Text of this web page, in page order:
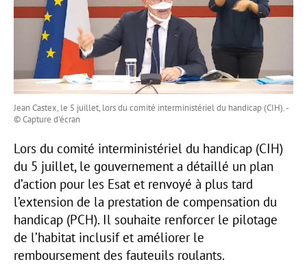
Jean Castex, le 5 juillet, lors du comité interministériel du handicap (CIH). -
© Capture d'écran
Lors du comité interministériel du handicap (CIH)
du 5 juillet, le gouvernement a détaillé un plan
d’action pour les Esat et renvoyé à plus tard
l’extension de la prestation de compensation du
handicap (PCH). Il souhaite renforcer le pilotage
de l’habitat inclusif et améliorer le
remboursement des fauteuils roulants.